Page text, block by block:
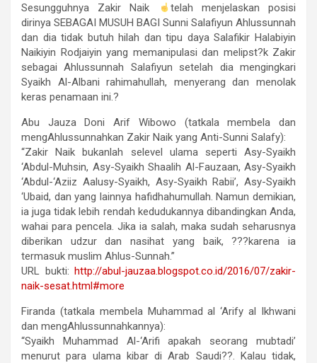
Sesungguhnya Zakir Naik
telah menjelaskan posisi
dirinya SEBAGAI MUSUH BAGI Sunni Salafiyun Ahlussunnah
dan dia tidak butuh hilah dan tipu daya Salafikir Halabiyin
Naikiyin Rodjaiyin yang memanipulasi dan melipst?k Zakir
sebagai Ahlussunnah Salafiyun setelah dia mengingkari
Syaikh Al-Albani rahimahullah, menyerang dan menolak
keras penamaan ini.?
Abu Jauza Doni Arif Wibowo (tatkala membela dan
mengAhlussunnahkan Zakir Naik yang Anti-Sunni Salafy):
“Zakir Naik bukanlah selevel ulama seperti Asy-Syaikh
‘Abdul-Muhsin, Asy-Syaikh Shaalih Al-Fauzaan, Asy-Syaikh
‘Abdul-‘Aziiz Aalusy-Syaikh, Asy-Syaikh Rabii’, Asy-Syaikh
‘Ubaid, dan yang lainnya hafidhahumullah. Namun demikian,
ia juga tidak lebih rendah kedudukannya dibandingkan Anda,
wahai para pencela. Jika ia salah, maka sudah seharusnya
diberikan udzur dan nasihat yang baik, ???karena ia
termasuk muslim Ahlus-Sunnah.”
URL bukti: http://abul-jauzaa.blogspot.co.id/2016/07/zakir-
naik-sesat.html#more
Firanda (tatkala membela Muhammad al ‘Arify al Ikhwani
dan mengAhlussunnahkannya):
“Syaikh Muhammad Al-‘Arifi apakah seorang mubtadi’
menurut para ulama kibar di Arab Saudi??. Kalau tidak,